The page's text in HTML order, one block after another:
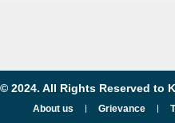
© 2024. All Rights Reserved to
About us Grievance